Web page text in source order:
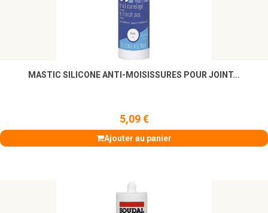
MASTIC SILICONE ANTI-MOISISSURES POUR JOINT...
5,09 €
Ajouter au panier